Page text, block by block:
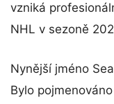
vzniká
NHL v sezoně
Nynější jméno
Bylo